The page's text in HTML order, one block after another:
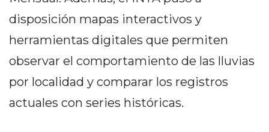
LA
CRUZ
COLÓN
AIRES)
EL
disposición mapas interactivos y
herramientas digitales que permiten
observar el comportamiento de las lluvias
por localidad y comparar los registros
actuales con series históricas.